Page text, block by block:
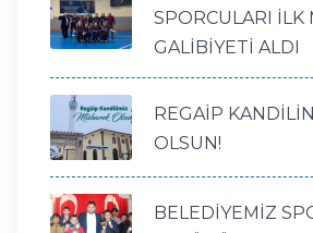
SPORCULARI İLK
GALİBİYETİ ALDI
REGAİP
OLSUN!
BELEDİYEMİZ